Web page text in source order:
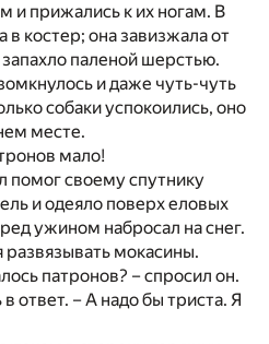
и прижались к их ногам. В
в костер; она завизжала от
паленой шерстью.
и даже чуть-чуть
собаки успокоились, оно
месте.
мало!
помог своему спутнику
и одеяло поверх еловых
ужином набросал на снег.
развязывать мокасины.
патронов? – спросил он.
ответ. – А надо бы триста. Я